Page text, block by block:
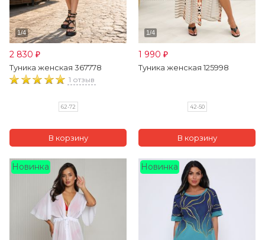
2 830 ₽
Туника женская 367778
1 отзыв
62-72
1 990 ₽
Туника женская 125998
42-50
Новинка Новинка